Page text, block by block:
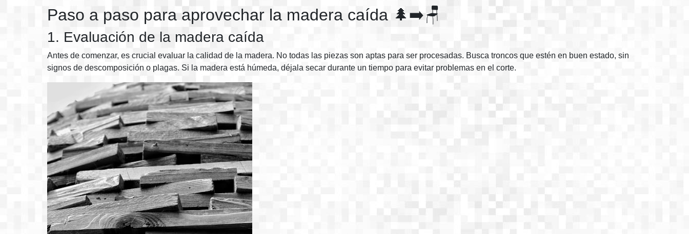
Paso a paso para aprovechar la madera caída 🌲➡️🪑
1. Evaluación de la madera caída
Antes de comenzar, es crucial evaluar la calidad de la madera. No todas las piezas son aptas para ser procesadas. Busca troncos que estén en buen estado, sin
signos de descomposición o plagas. Si la madera está húmeda, déjala secar durante un tiempo para evitar problemas en el corte.